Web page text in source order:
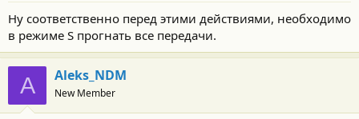
Ну соответственно перед этими действиями, необходимо
в режиме S прогнать все передачи.
A Aleks_NDM
New Member